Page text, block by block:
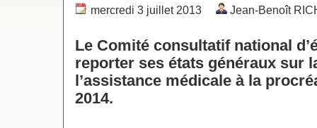
mercredi 3 juillet 2013 Jean-Benoît
Le Comité consultatif national
reporter ses états généraux sur
l’assistance médicale à la
2014.